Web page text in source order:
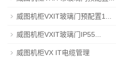
威图机柜VXIT玻璃门预配置1...
威图机柜VXIT玻璃门IP55...
威图机柜VX IT电缆管理